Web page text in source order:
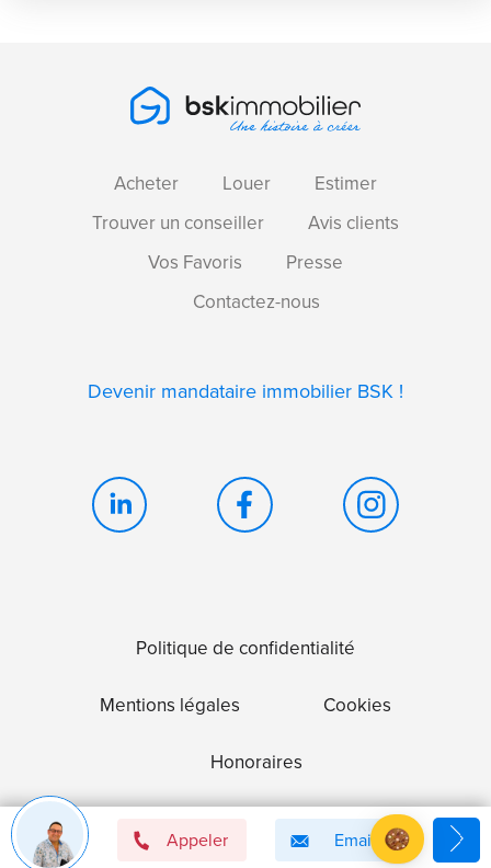
Appeler Email
Acheter Louer
Estimer
Trouver un conseiller
Avis clients
Vos Favoris
Presse
Contactez-nous
Devenir mandataire immobilier BSK !
Politique de confidentialité
Mentions légales Cookies
Honoraires